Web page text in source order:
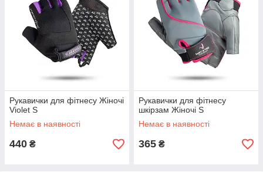
Рукавички для фітнесу Жіночі
Violet S
Немає в наявності
440 ₴
Рукавички для фітнесу
шкірзам Жіночі S
Немає в наявності
365 ₴